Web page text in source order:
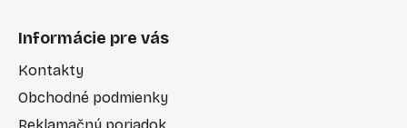
Informácie pre vás
Kontakty
Obchodné podmienky